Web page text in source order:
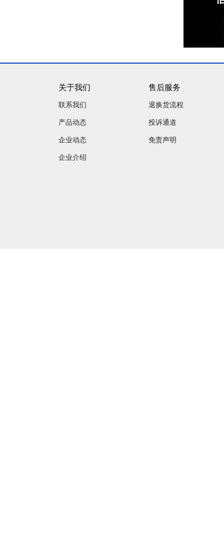
关于我们
联系我们
产品动态
企业动态
企业介绍
售后服务
退换货流程
投诉通道
免责声明